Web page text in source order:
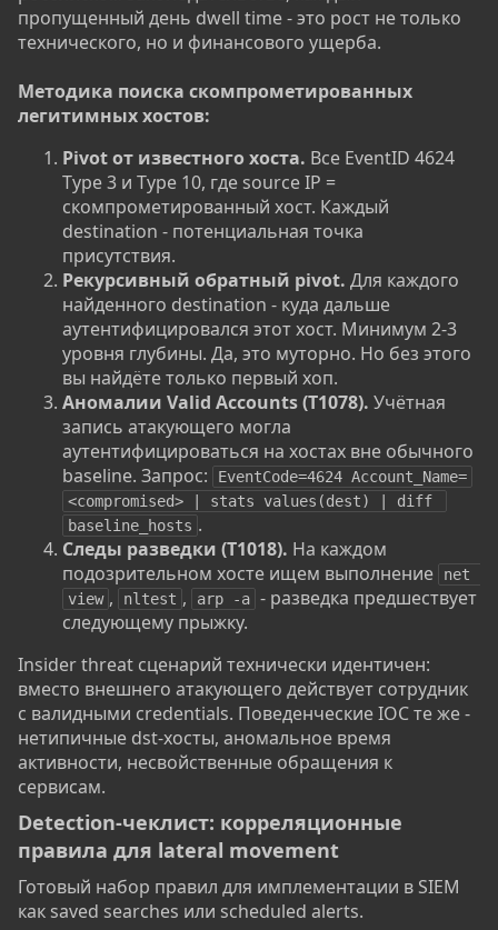
пропущенный день dwell time - это рост не только
технического, но и финансового ущерба.
Методика поиска скомпрометированных
легитимных хостов:
Pivot от известного хоста. Все EventID 4624
Type 3 и Type 10, где source IP =
скомпрометированный хост. Каждый
destination - потенциальная точка
присутствия.
Рекурсивный обратный pivot. Для каждого
найденного destination - куда дальше
аутентифицировался этот хост. Минимум 2-3
уровня глубины. Да, это муторно. Но без этого
вы найдёте только первый хоп.
Аномалии Valid Accounts (T1078). Учётная
запись атакующего могла
аутентифицироваться на хостах вне обычного
baseline. Запрос:
EventCode=4624 Account_Name=
<compromised> | stats values(dest) | diff
baseline_hosts .
Следы разведки (T1018). На каждом
подозрительном хосте ищем выполнение
net
view , nltest , arp -a - разведка предшествует
следующему прыжку.
Insider threat сценарий технически идентичен:
вместо внешнего атакующего действует сотрудник
с валидными credentials. Поведенческие IOC те же -
нетипичные dst-хосты, аномальное время
активности, несвойственные обращения к
сервисам.
Detection-чеклист: корреляционные
правила для lateral movement​
Готовый набор правил для имплементации в SIEM
как saved searches или scheduled alerts.